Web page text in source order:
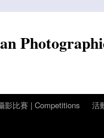
影比賽 | Competitions 活